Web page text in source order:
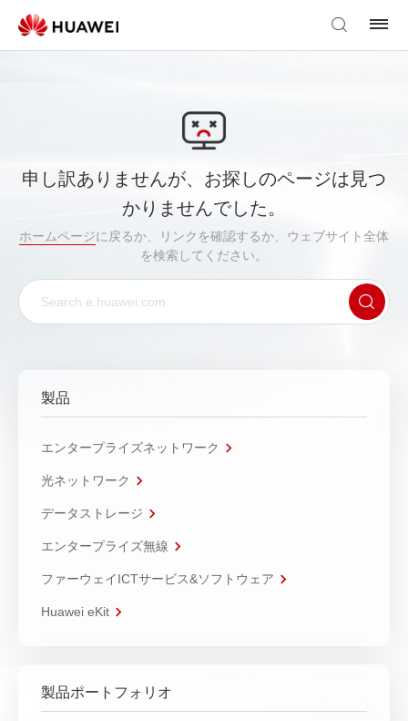
申し訳ありませんが、お探しのページは見つ
かりませんでした。
ホームページに戻るか、リンクを確認するか、ウェブサイト全体
を検索してください。
製品
エンタープライズネットワーク
光ネットワーク
データストレージ
エンタープライズ無線
ファーウェイICTサービス&ソフトウェア
Huawei eKit
製品ポートフォリオ